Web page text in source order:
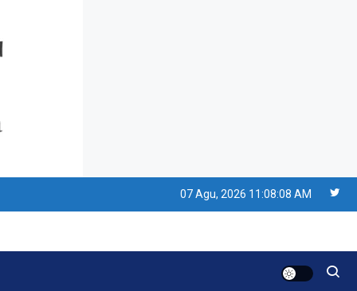
07 Agu, 2026 11:08:08 AM
Ulang Tahun PPU,
Pertentangan Bulan